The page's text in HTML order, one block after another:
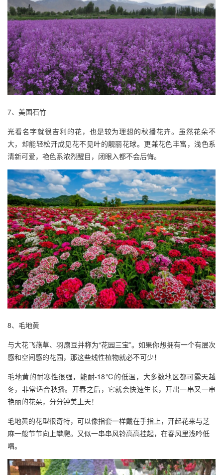
7、美国石竹
光看名字就很吉利的花，也是较为理想的秋播花卉。虽然花朵不
大，却能轻松开成见花不见叶的靓丽花球。更兼花色丰富，浅色系
清新可爱，艳色系浓烈醒目，闭眼入都不会后悔。
8、毛地黄
与大花飞燕草、羽扇豆并称为“花园三宝”。如果你想拥有一个有层次
感和空间感的花园，那这些线性植物就必不可少！
毛地黄的耐寒性很强，能耐-18℃的低温，大多数地区都可露天越
冬，非常适合秋播。开春之后，它就会快速生长，开出一串又一串
艳丽的花朵，分分钟美上天！
毛地黄的花型很奇特，可以像指套一样戴在手指上，开起花来与芝
麻一般节节向上攀爬。又似一串串风铃高高挂起，在春风里浅吟低
唱。